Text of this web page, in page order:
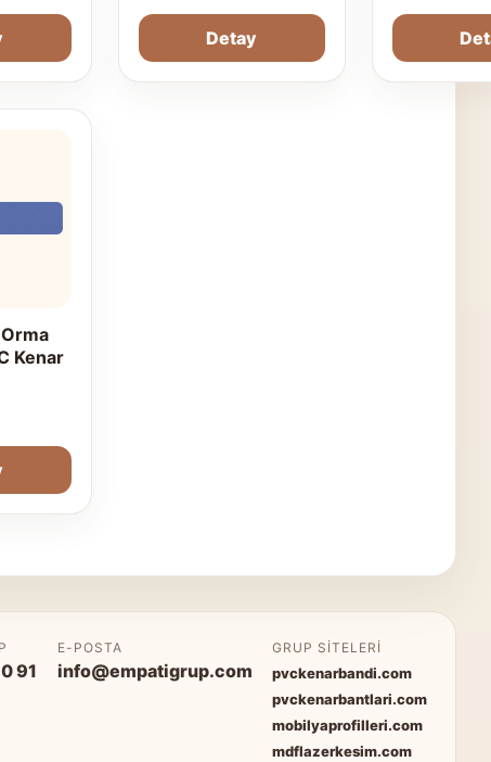
Detay
Kenar
91
E-POSTA
info@empatigrup.com
GRUP SITELERI
pvckenarbandi.com
pvckenarbantlari.com
mobilyaprofilleri.com
mdflazerkesim.com